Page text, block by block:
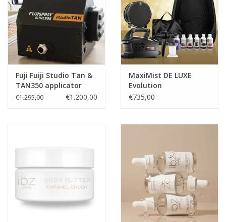
Fuji Fuiji Studio Tan &
TAN350 applicator
€1.295,00 €1.200,00
MaxiMist DE LUXE
Evolution
Starterspakket
Spray Tan
€735,00